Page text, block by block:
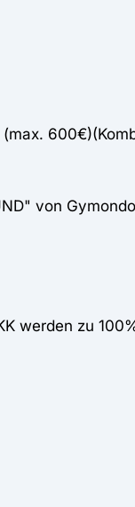
von
werden zu